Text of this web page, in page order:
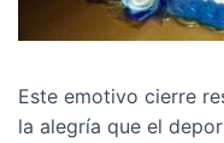
Este emotivo cierre
la alegría que el